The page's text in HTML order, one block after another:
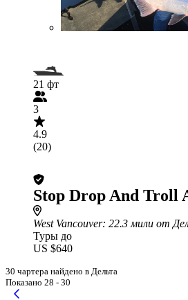
21 фт
3
4.9
(20)
Stop Drop And Troll
West Vancouver: 22.3 мили от
Туры до
US $640
30 чартера найдено в Дельта
Показано 28 - 30